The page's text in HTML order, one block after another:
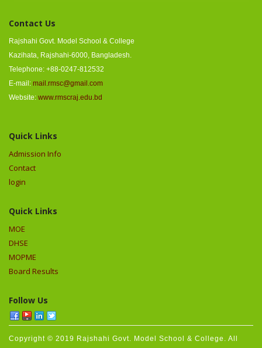
Contact Us
Rajshahi Govt. Model School & College
Kazihata, Rajshahi-6000, Bangladesh.
Telephone: +88-0247-812532
E-mail: mail.rmsc@gmail.com
Website: www.rmscraj.edu.bd
Quick Links
Admission Info
Contact
login
Quick Links
MOE
DHSE
MOPME
Board Results
Follow Us
Copyright © 2019 Rajshahi Govt. Model School & College. All